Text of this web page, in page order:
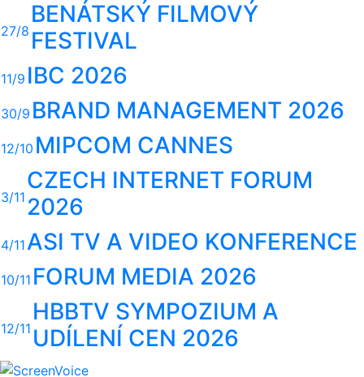
27/8
BENÁTSKÝ FILMOVÝ
FESTIVAL
11/9 IBC 2026
30/9 BRAND MANAGEMENT 2026
12/10 MIPCOM CANNES
3/11
CZECH INTERNET FORUM
2026
4/11ASI TV A VIDEO KONFERENCE
10/11 FORUM MEDIA 2026
12/11
HBBTV SYMPOZIUM A
UDÍLENÍ CEN 2026